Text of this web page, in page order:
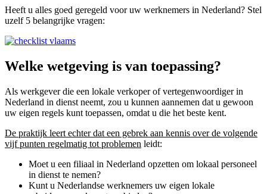
Heeft u alles goed geregeld voor uw werknemers in Nederland? Stel
uzelf 5 belangrijke vragen:
Welke wetgeving is van toepassing?
Als werkgever die een lokale verkoper of vertegenwoordiger in
Nederland in dienst neemt, zou u kunnen aannemen dat u gewoon
uw eigen regels kunt toepassen, omdat u die het beste kent.
De praktijk leert echter dat een gebrek aan kennis over de volgende
vijf punten regelmatig tot problemen leidt:
Moet u een filiaal in Nederland opzetten om lokaal personeel
in dienst te nemen?
Kunt u Nederlandse werknemers uw eigen lokale